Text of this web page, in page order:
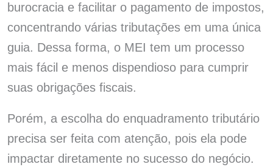
burocracia e facilitar o pagamento de impostos,
concentrando várias tributações em uma única
guia. Dessa forma, o MEI tem um processo
mais fácil e menos dispendioso para cumprir
suas obrigações fiscais.
Porém, a escolha do enquadramento tributário
precisa ser feita com atenção, pois ela pode
impactar diretamente no sucesso do negócio.